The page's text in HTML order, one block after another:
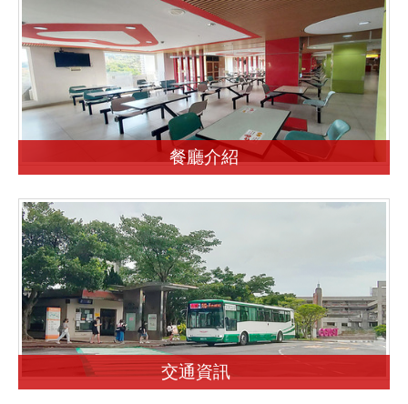
餐廳介紹
交通資訊